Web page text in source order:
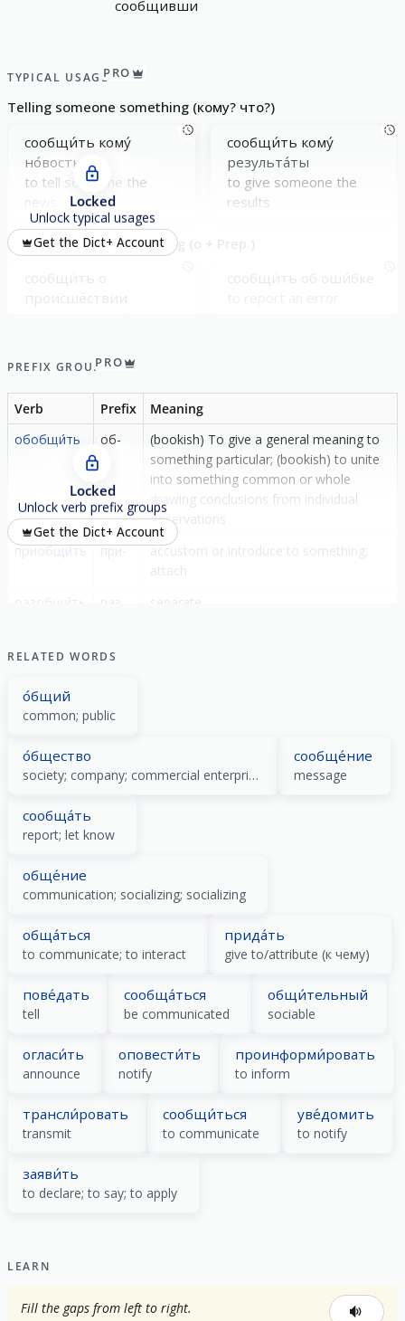
сообщивши
TYPICAL USAGEPRO
Telling someone something (кому? что?)
сообщи́ть кому́
но́вость
to tell someone the
news
сообщи́ть кому́
результа́ты
to give someone the
results
Reporting about something (о + Prep.)
Locked
Unlock typical usages
Get the Dict+ Account
PREFIX GROUPPRO
Verb Prefix
Meaning
обобщи́ть
об-
(bookish) To give a general meaning to
something particular; (bookish) to unite
into something common or whole
drawing conclusions from individual
observations
приобщи́ть
при-
accustom or introduce to something;
разобщи́ть
Locked
Unlock verb prefix groups
Get the Dict+ Account
RELATED WORDS
о́бщий
common; public
о́бщество
society; company; сommercial enterprise
сообще́ние
message
сообща́ть
report; let know
обще́ние
communication; socializing; socializing
обща́ться
to communicate; to interact
прида́ть
give to/attribute (к чему)
пове́дать
tell
сообща́ться
be communicated
общи́тельный
sociable
огласи́ть
announce
оповести́ть
notify
проинформи́ровать
to inform
трансли́ровать
transmit
сообщи́ться
to communicate
уве́домить
to notify
заяви́ть
to declare; to say; to apply
LEARN
Fill the gaps from left to right.